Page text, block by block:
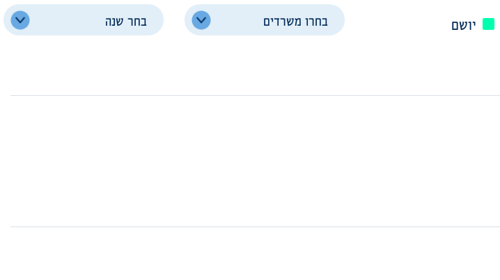
יושם